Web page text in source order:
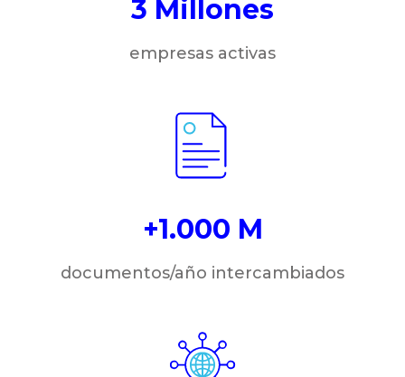
3 Millones
empresas activas
+1.000 M
documentos/año intercambiados